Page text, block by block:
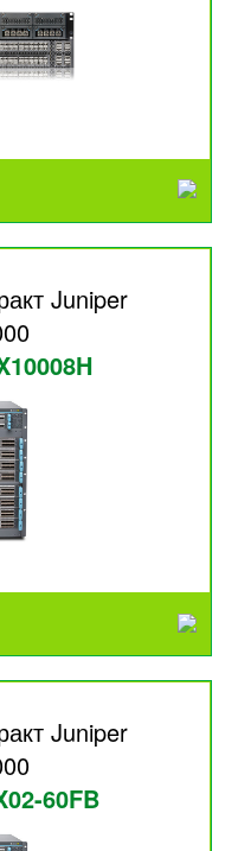
Juniper
Juniper
60FB